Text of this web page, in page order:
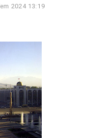
2024 13:19